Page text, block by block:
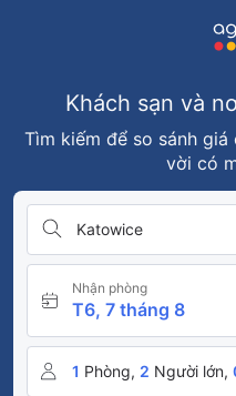
Khách sạn và
Tìm kiếm để so sánh
vời có
Katowice
Nhận phòng
T6, 7 tháng 8
1 Phòng, 2 Người lớn,